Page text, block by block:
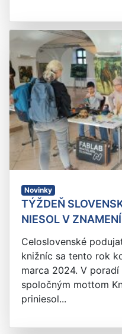
Novinky
TÝŽDEŇ
NIESOL V
Celoslovenské
knižníc sa tento rok
marca 2024. V
spoločným mottom
priniesol...